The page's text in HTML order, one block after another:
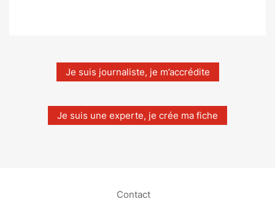
Je suis journaliste, je m’accrédite
Je suis une experte, je crée ma fiche
Contact